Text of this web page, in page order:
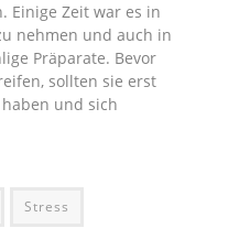
Einige Zeit war es in
nehmen und auch in
Präparate. Bevor
sollten sie erst
und sich
Stress